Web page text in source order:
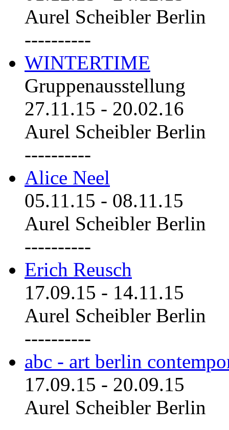
Aurel Scheibler Berlin
----------
WINTERTIME
Gruppenausstellung
27.11.15 - 20.02.16
Aurel Scheibler Berlin
----------
Alice Neel
05.11.15 - 08.11.15
Aurel Scheibler Berlin
----------
Erich Reusch
17.09.15 - 14.11.15
Aurel Scheibler Berlin
----------
abc - art berlin
17.09.15 - 20.09.15
Aurel Scheibler Berlin